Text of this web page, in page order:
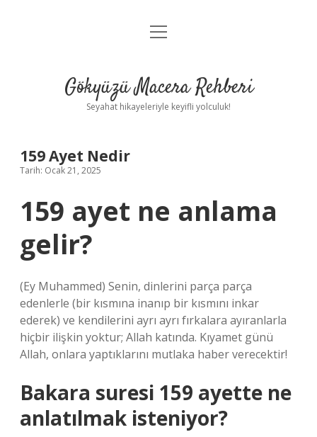
Anasayfa
Yasal Uyarı
menüyü
Gökyüzü Macera Rehberi
Seyahat hikayeleriyle keyifli yolculuk!
159 Ayet Nedir
Tarih: Ocak 21, 2025
159 ayet ne anlama
gelir?
(Ey Muhammed) Senin, dinlerini parça parça
edenlerle (bir kısmına inanıp bir kısmını inkar
ederek) ve kendilerini ayrı ayrı fırkalara ayıranlarla
hiçbir ilişkin yoktur; Allah katında. Kıyamet günü
Allah, onlara yaptıklarını mutlaka haber verecektir!
Bakara suresi 159 ayette ne
anlatılmak isteniyor?